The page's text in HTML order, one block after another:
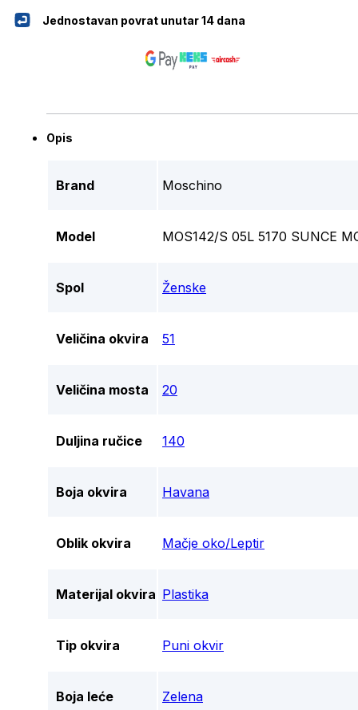
Jednostavan povrat unutar 14 dana
Opis
Brand Moschino
Model MOS142/S 05L 5170 SUNCE
Spol Ženske
Veličina okvira 51
Veličina mosta 20
Duljina ručice 140
Boja okvira Havana
Oblik okvira Mačje oko/Leptir
Materijal okvira Plastika
Tip okvira Puni okvir
Boja leće Zelena